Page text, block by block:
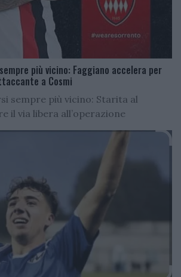
più vicino: Faggiano accelera per
a Cosmi
sempre più vicino: Starita al
il via libera all’operazione